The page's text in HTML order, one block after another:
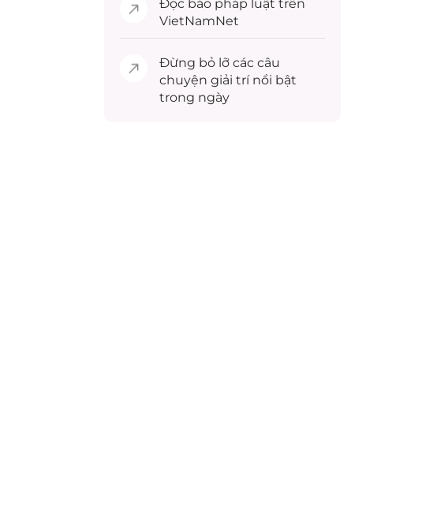
Đọc báo pháp luật trên
VietNamNet
Đừng bỏ lỡ các câu
chuyện giải trínổi bật
trong ngày